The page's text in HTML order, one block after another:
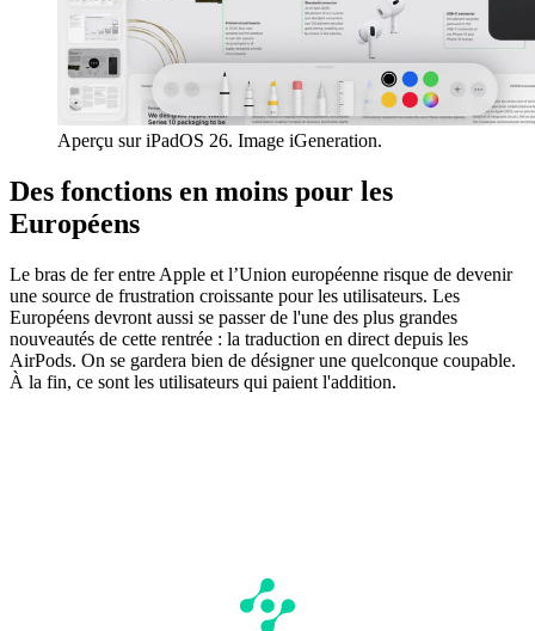
Aperçu sur iPadOS 26. Image iGeneration.
Des fonctions en moins pour les
Européens
Le bras de fer entre Apple et l’Union européenne risque de devenir
une source de frustration croissante pour les utilisateurs. Les
Européens devront aussi se passer de l'une des plus grandes
nouveautés de cette rentrée : la traduction en direct depuis les
AirPods. On se gardera bien de désigner une quelconque coupable.
À la fin, ce sont les utilisateurs qui paient l'addition.